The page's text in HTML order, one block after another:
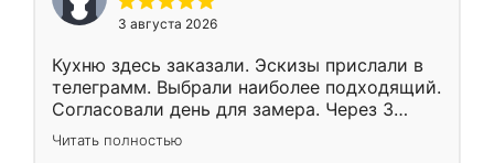
3 августа 2026
Кухню здесь заказали. Эскизы прислали в
телеграмм. Выбрали наиболее подходящий.
Согласовали день для замера. Через 3
недели кухня была уже готова. Остались
довольны работой. Спасибо Ренессанс
Читать полностью